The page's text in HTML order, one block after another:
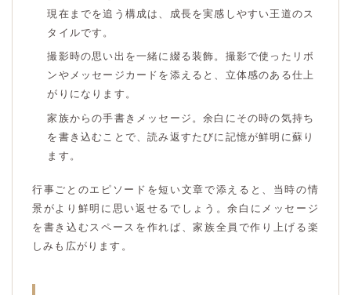
現在までを追う構成は、成長を実感しやすい王道のス
タイルです。
撮影時の思い出を一緒に綴る装飾。撮影で使ったリボ
ンやメッセージカードを添えると、立体感のある仕上
がりになります。
家族からの手書きメッセージ。余白にその時の気持ち
を書き込むことで、読み返すたびに記憶が鮮明に蘇り
ます。
行事ごとのエピソードを短い文章で添えると、当時の情
景がより鮮明に思い返せるでしょう。余白にメッセージ
を書き込むスペースを作れば、家族全員で作り上げる楽
しみも広がります。